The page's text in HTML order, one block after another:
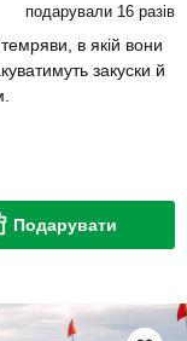
подарували 16 разів
в якій вони
закуски й
Подарувати